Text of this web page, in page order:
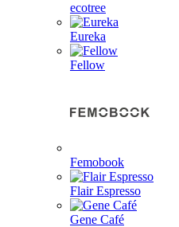
ecotree
Eureka
Fellow
Femobook
Flair Espresso
Gene Café